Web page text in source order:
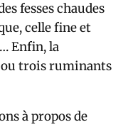
fesses chaudes
celle fine et
Enfin, la
ou trois ruminants
à propos de